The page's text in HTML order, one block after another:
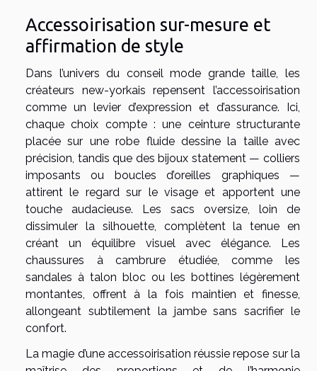
Accessoirisation sur-mesure et
affirmation de style
Dans l’univers du conseil mode grande taille, les
créateurs new-yorkais repensent l’accessoirisation
comme un levier d’expression et d’assurance. Ici,
chaque choix compte : une ceinture structurante
placée sur une robe fluide dessine la taille avec
précision, tandis que des bijoux statement — colliers
imposants ou boucles d’oreilles graphiques —
attirent le regard sur le visage et apportent une
touche audacieuse. Les sacs oversize, loin de
dissimuler la silhouette, complètent la tenue en
créant un équilibre visuel avec élégance. Les
chaussures à cambrure étudiée, comme les
sandales à talon bloc ou les bottines légèrement
montantes, offrent à la fois maintien et finesse,
allongeant subtilement la jambe sans sacrifier le
confort.
La magie d’une accessoirisation réussie repose sur la